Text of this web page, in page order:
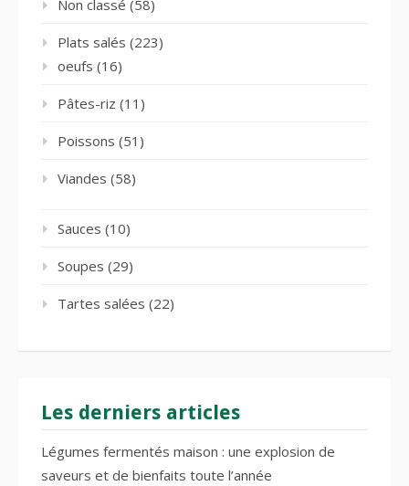
Non classé (58)
Plats salés (223)
oeufs (16)
Pâtes-riz (11)
Poissons (51)
Viandes (58)
Sauces (10)
Soupes (29)
Tartes salées (22)
Les derniers articles
Légumes fermentés maison : une explosion de
saveurs et de bienfaits toute l’année